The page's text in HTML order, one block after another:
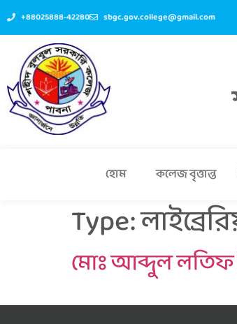
+88025888-42280 sbgc.gov.college@gmail.com
হোম কলেজ বৃত্তান্ত
Type:
মোঃ আব্দুল লতিফ